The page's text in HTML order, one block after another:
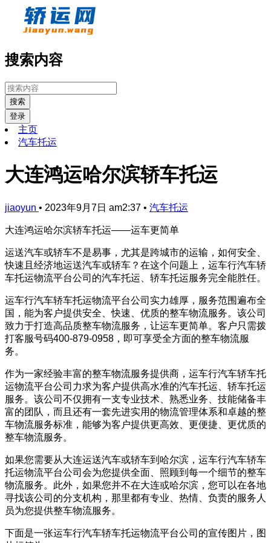
搜索内容
搜索
登录
主页
汽车托运
大连鸿运哈尔滨轿车托运
jiaoyun • 2023年9月7日 am2:37 • 汽车托运
大连鸿运哈尔滨轿车托运——运车更简单
运送汽车或轿车不是易事，尤其是跨城市的运输，如何安全、
快速且经济地运送汽车或轿车？在这个问题上，运车行汽车轿
车托运物流平台公司的汽车托运、轿车托运服务完全能胜任。
运车行汽车轿车托运物流平台公司实力雄厚，服务范围遍布全
国，能为客户提供安全、快速、优质的整车物流服务。该公司
致力于打造高品质整车物流服务，让运车更简单。客户只需拨
打客服号码400-879-0958，即可享受全方面的整车物流服
务。
作为一家经验丰富的整车物流服务提供商，运车行汽车轿车托
运物流平台公司力求为客户提供高水准的汽车托运、轿车托运
服务。该公司不仅拥有一支专业技术、熟悉业务、技能储备丰
富的团队，而且还有一套先进实用的物流管理体系和卓越的整
车物流服务标准，能够为客户提供更高效、更便捷、更优质的
整车物流服务。
如果您需要从大连运送汽车或轿车到哈尔滨，运车行汽车轿车
托运物流平台公司会为您提供全面、照顾到每一个细节的整车
物流服务。此外，如果您并不在大连或哈尔滨，您可以在各地
寻找该公司的分支机构，那里都有专业、热情、负责的服务人
员为您提供整车物流服务。
下面是一张运车行汽车轿车托运物流平台公司的宣传图片，图